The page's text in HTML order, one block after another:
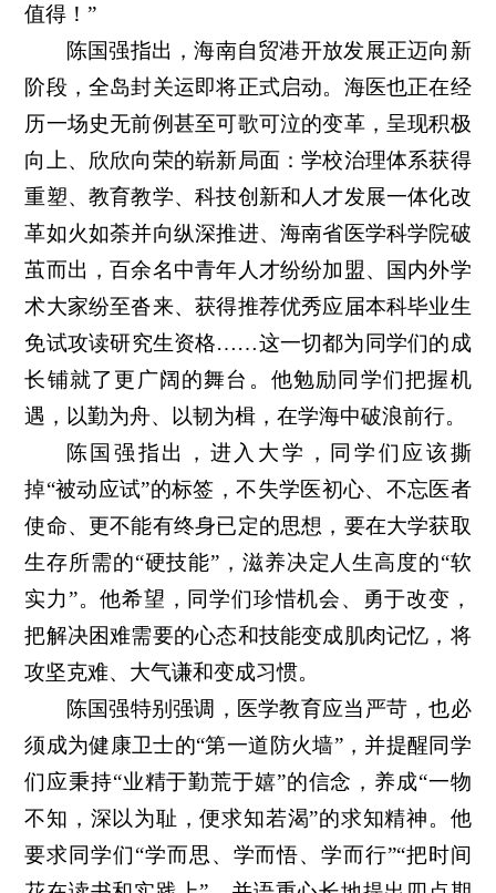
值得！”
陈国强指出，海南自贸港开放发展正迈向新
阶段，全岛封关运即将正式启动。海医也正在经
历一场史无前例甚至可歌可泣的变革，呈现积极
向上、欣欣向荣的崭新局面：学校治理体系获得
重塑、教育教学、科技创新和人才发展一体化改
革如火如荼并向纵深推进、海南省医学科学院破
茧而出，百余名中青年人才纷纷加盟、国内外学
术大家纷至沓来、获得推荐优秀应届本科毕业生
免试攻读研究生资格……这一切都为同学们的成
长铺就了更广阔的舞台。他勉励同学们把握机
遇，以勤为舟、以韧为楫，在学海中破浪前行。
陈国强指出，进入大学，同学们应该撕
掉“被动应试”的标签，不失学医初心、不忘医者
使命、更不能有终身已定的思想，要在大学获取
生存所需的“硬技能”，滋养决定人生高度的“软
实力”。他希望，同学们珍惜机会、勇于改变，
把解决困难需要的心态和技能变成肌肉记忆，将
攻坚克难、大气谦和变成习惯。
陈国强特别强调，医学教育应当严苛，也必
须成为健康卫士的“第一道防火墙”，并提醒同学
们应秉持“业精于勤荒于嬉”的信念，养成“一物
不知，深以为耻，便求知若渴”的求知精神。他
要求同学们“学而思、学而悟、学而行”“把时间